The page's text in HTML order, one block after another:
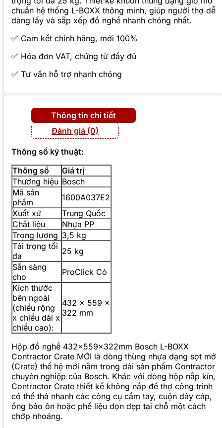
chuẩn hệ thống L-BOXX thông minh, giúp người thợ dễ
dàng lấy và sắp xếp đồ nghề nhanh chóng nhất.
✅ Cam kết chính hãng, mới 100%
✅ Hóa đơn VAT, chứng từ đầy đủ
✅ Tư vấn hỗ trợ nhanh chóng
Thông tin chi tiết
Đánh giá (0)
Thông số kỹ thuật:
Thông số
Giá trị
Thương hiệu Bosch
Mã sản
phẩm
1600A037E2
Xuất xứ
Trung Quốc
Chất liệu
Nhựa PP
Trọng lượng 3,5 kg
Tải trọng tối
đa
25 kg
Sẵn sàng
cho
ProClick Có
Kích thước
bên ngoài
(chiều rộng
x chiều dài x
chiều cao):
432 x 559 x
322 mm
Hộp đồ nghề 432x559x322mm Bosch L-BOXX
Contractor Crate MỚI là dòng thùng nhựa dạng sọt mở
(Crate) thế hệ mới nằm trong dải sản phẩm Contractor
chuyên nghiệp của Bosch. Khác với dòng hộp nắp kín,
Contractor Crate thiết kế không nắp để thợ công trình
có thể thả nhanh các công cụ cầm tay, cuộn dây cáp,
ống bảo ôn hoặc phế liệu dọn dẹp tại chỗ một cách
chớp nhoáng.